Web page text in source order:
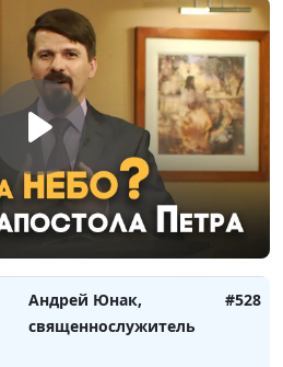
Андрей Юнак,
священнослужитель
#532
Андрей Юнак,
священнослужитель
#531
Андрей Юнак,
священнослужитель
#530
Андрей Юнак,
священнослужитель
#529
Андрей Юнак,
священнослужитель
#528